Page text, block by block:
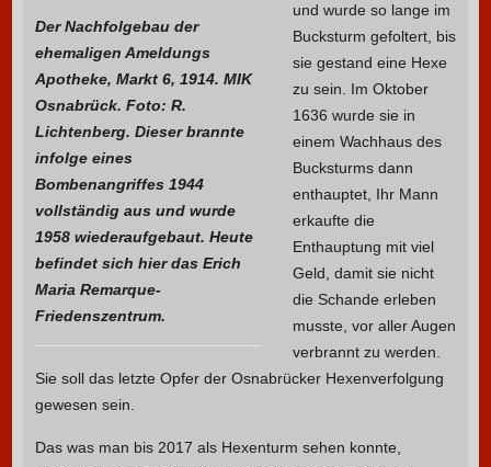
Der Nachfolgebau der
ehemaligen Ameldungs
Apotheke, Markt 6, 1914. MIK
Osnabrück. Foto: R.
Lichtenberg. Dieser brannte
infolge eines
Bombenangriffes 1944
vollständig aus und wurde
1958 wiederaufgebaut. Heute
befindet sich hier das Erich
Maria Remarque-
Friedenszentrum.
und wurde so lange im
Bucksturm gefoltert, bis
sie gestand eine Hexe
zu sein. Im Oktober
1636 wurde sie in
einem Wachhaus des
Bucksturms dann
enthauptet, Ihr Mann
erkaufte die
Enthauptung mit viel
Geld, damit sie nicht
die Schande erleben
musste, vor aller Augen
verbrannt zu werden.
Sie soll das letzte Opfer der Osnabrücker Hexenverfolgung
gewesen sein.
Das was man bis 2017 als Hexenturm sehen konnte,